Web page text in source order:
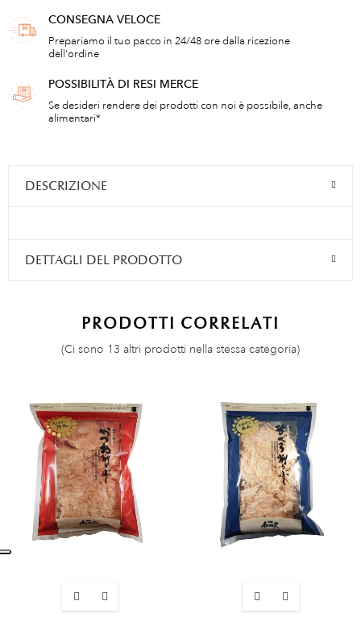
CONSEGNA VELOCE
Prepariamo il tuo pacco in 24/48 ore dalla ricezione
dell'ordine
POSSIBILITÀ DI RESI MERCE
Se desideri rendere dei prodotti con noi è possibile, anche
alimentari*
DESCRIZIONE
DETTAGLI DEL PRODOTTO
PRODOTTI CORRELATI
(Ci sono 13 altri prodotti nella stessa categoria)